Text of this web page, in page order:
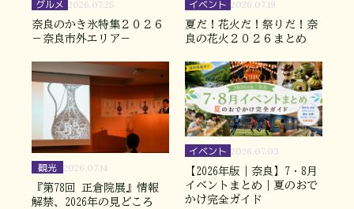
グルメ 2026.07.25
奈良のかき氷特集２０２６
－奈良市外エリア－
イベント 2026.07.19
夏だ！花火だ！祭りだ！奈
良の花火２０２６まとめ
観光 2026.07.14
『第78回 正倉院展』情報
解禁、2026年の見どころ
イベント 2026.07.03
【2026年版｜奈良】7・8月
イベントまとめ｜夏のおで
かけ完全ガイド